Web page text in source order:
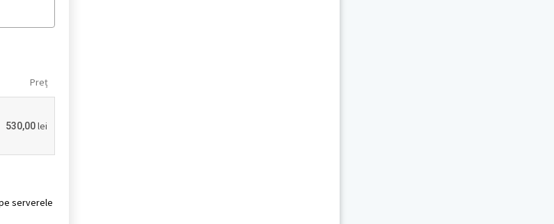
Preț
530,00lei
serverele